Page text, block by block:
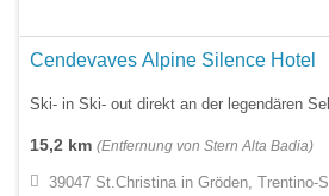
Cendevaves Alpine Silence Hotel
Ski- in Ski- out direkt an der legendären
15,2 km (Entfernung von Stern Alta Badia)
39047 St.Christina in Gröden, Trentino-